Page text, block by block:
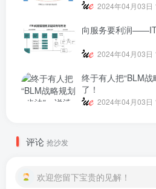
2024年04月03日
向服务要利润
2024年04月03日
终于有人把“BLM
了！
2024年04月03日
评论 抢沙发
欢迎您留下宝贵的见解！